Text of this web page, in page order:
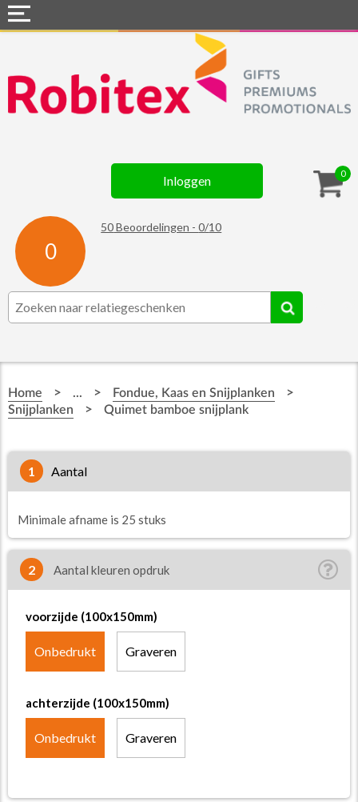
0
Inloggen
0
50Beoordelingen -0/10
Webshops
Snel naar »
Assortiment
Contact
☆ Prijsknallers ☆
Home > ... > Fondue, Kaas en Snijplanken >
Snijplanken > Quimet bamboe snijplank
1 aantal
Minimale afname is 25 stuks
2 Aantal kleuren opdruk
voorzijde (100x150mm)
Onbedrukt Graveren
achterzijde (100x150mm)
Onbedrukt Graveren